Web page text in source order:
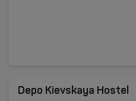
Depo Kievskaya Hostel